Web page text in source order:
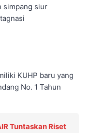
simpang siur
KUHP baru yang
No. 1 Tahun
Tuntaskan Riset